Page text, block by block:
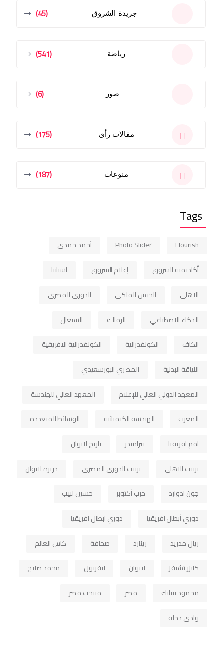
جريدة الشروق (45)
رياضة (541)
صور (6)
مقالات رأى (175)
منوعات (187)
Tags
Flourish
Photo Slider
أحمد حمدي
أكاديمية الشروق
إعلام الشروق
اسبانيا
الاهلي
الجيش الملكي
الدوري المصري
الذكاء الاصطناعي
الزمالك
السنغال
الكاف
الكونفدرالية
الكونفدرالية الافريقية
اللياقة البدنية
المصري البورسعيدي
المعهد الدولي العالي للإعلام
المعهد العالي للهندسة
المغرب
الهندسة الكيميائية
الوسائط المتعددة
امم افريقيا
بيراميدز
تاريخ لابوان
ترتيب الاهلي
ترتيب الدوري المصري
جزيرة لابوان
جون ادوارد
حرب أكتوبر
حسين لبيب
دوري أبطال افريقيا
دوري ابطال افريقيا
ريال مدريد
رينارد صحافة
كاس العالم
كايزر تشيفز
لابوان ليفربول
محمد صلاح
محمود بنتايك
مصر
منتخب مصر
وادي دجلة